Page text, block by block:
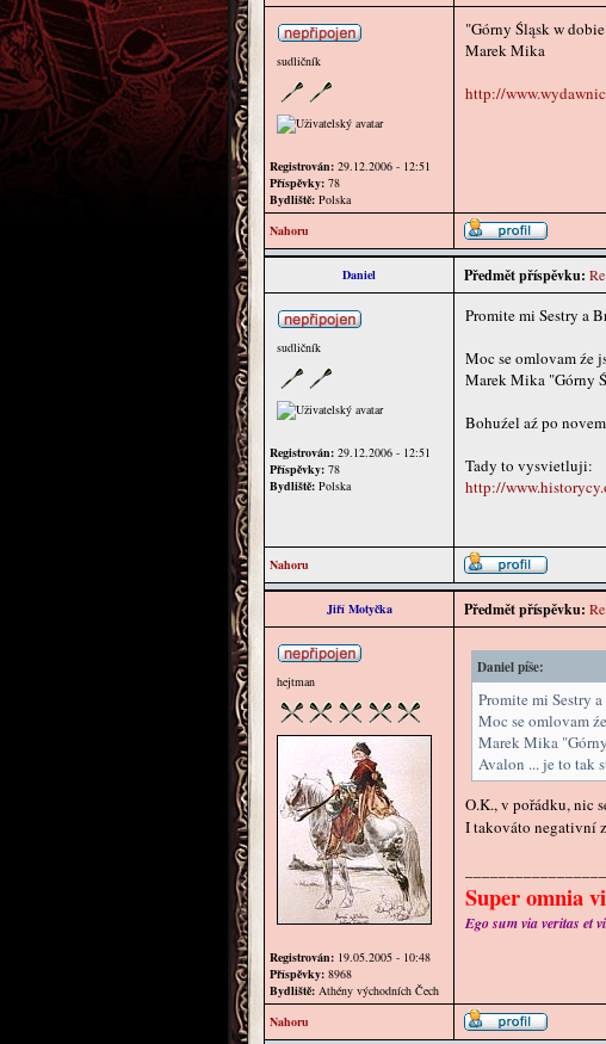
sudličník
Registrován: 29.12.2006 - 12:51
Příspěvky: 78
Bydliště: Polska
"Górny Śląsk w
Marek Mika
http://
Nahoru
Daniel Předmět příspěvku:
sudličník
Registrován: 29.12.2006 - 12:51
Příspěvky: 78
Bydliště: Polska
Promite mi Sestry a
Moc se omlovam źe
Marek Mika "Górny
Bohuźel aź po
Tady to vysvietluji:
http://
Nahoru
Jiří Motyčka Předmět příspěvku:
hejtman
Registrován: 19.05.2005 - 10:48
Příspěvky: 8968
Bydliště: Athény východních Čech
Daniel píše:
Promite mi Sestry
Moc se omlovam
Marek Mika
Avalon ... je to tak
O.K., v pořádku, nic
I takováto negativní
Super omnia
Ego sum via veritas et
Nahoru